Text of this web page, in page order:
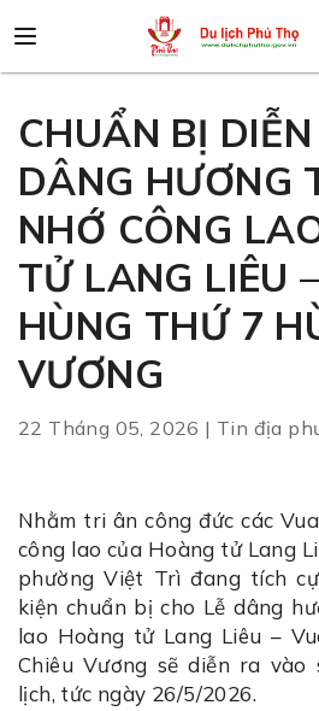
CHUẨN BỊ
DÂNG HƯƠNG
NHỚ CÔNG
TỬ LANG LIÊU
HÙNG THỨ 7
VƯƠNG
22 Tháng 05, 2026 | Tin địa
Nhằm tri ân công đức các
công lao của Hoàng tử Lang
phường Việt Trì đang tích
kiện chuẩn bị cho Lễ dâng
lao Hoàng tử Lang Liêu –
Chiêu Vương sẽ diễn ra vào
lịch, tức ngày 26/5/2026.